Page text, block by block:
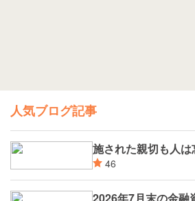
人気ブログ記事
施された親切も人
46